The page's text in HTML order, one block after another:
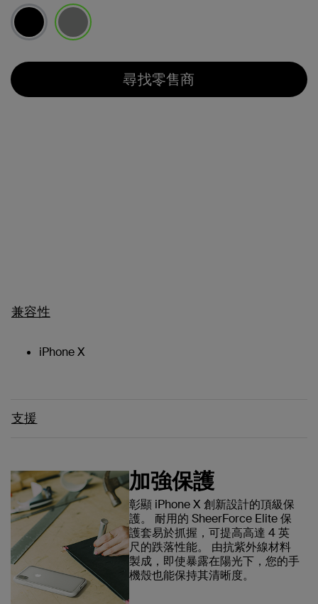
尋找零售商
兼容性
iPhone X
支援
加強保護
彰顯 iPhone X 創新設計的頂級保
護。 耐用的 SheerForce Elite 保
護套易於抓握，可提高高達 4 英
尺的跌落性能。 由抗紫外線材料
製成，即使暴露在陽光下，您的手
機殼也能保持其清晰度。